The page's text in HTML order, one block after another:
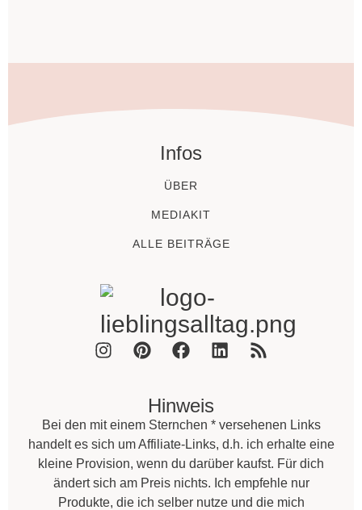
Infos
ÜBER
MEDIAKIT
ALLE BEITRÄGE
Hinweis
Bei den mit einem Sternchen * versehenen Links
handelt es sich um Affiliate-Links, d.h. ich erhalte eine
kleine Provision, wenn du darüber kaufst. Für dich
ändert sich am Preis nichts. Ich empfehle nur
Produkte, die ich selber nutze und die mich